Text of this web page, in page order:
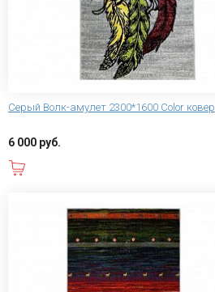
Серый Волк-амулет 2300*1600 Color ковер
6 000 руб.